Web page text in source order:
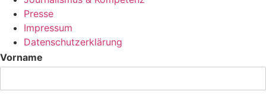
Presse
Impressum
Datenschutzerklärung
Vorname